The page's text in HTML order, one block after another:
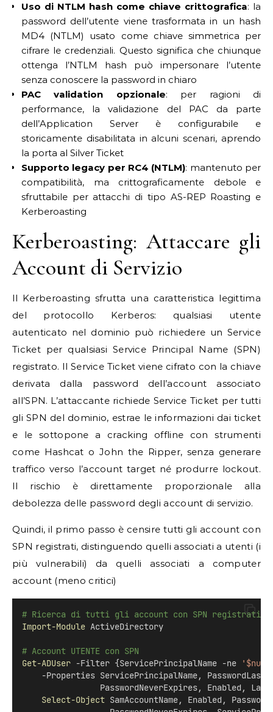
Uso di NTLM hash come chiave crittografica: la
password dell’utente viene trasformata in un hash
MD4 (NTLM) usato come chiave simmetrica per
cifrare le credenziali. Questo significa che chiunque
ottenga l’NTLM hash può impersonare l’utente
senza conoscere la password in chiaro
PAC validation opzionale: per ragioni di
performance, la validazione del PAC da parte
dell’Application Server è configurabile e
storicamente disabilitata in alcuni scenari, aprendo
la porta al Silver Ticket
Supporto legacy per RC4 (NTLM): mantenuto per
compatibilità, ma crittograficamente debole e
sfruttabile per attacchi di tipo AS-REP Roasting e
Kerberoasting
Kerberoasting: Attaccare gli
Account di Servizio
Il Kerberoasting sfrutta una caratteristica legittima
del protocollo Kerberos: qualsiasi utente
autenticato nel dominio può richiedere un Service
Ticket per qualsiasi Service Principal Name (SPN)
registrato. Il Service Ticket viene cifrato con la chiave
derivata dalla password dell’account associato
all’SPN. L’attaccante richiede Service Ticket per tutti
gli SPN del dominio, estrae le informazioni dai ticket
e le sottopone a cracking offline con strumenti
come Hashcat o John the Ripper, senza generare
traffico verso l’account target né produrre lockout.
Il rischio è direttamente proporzionale alla
debolezza delle password degli account di servizio.
Quindi, il primo passo è censire tutti gli account con
SPN registrati, distinguendo quelli associati a utenti (i
più vulnerabili) da quelli associati a computer
account (meno critici)
# Ricerca di tutti gli account con SPN registrati
Import-Module ActiveDirectory
# Account UTENTE con SPN
Get-ADUser -Filter {ServicePrincipalName -ne
-Properties ServicePrincipalName,
PasswordNeverExpires, Enabled,
Select-Object SamAccountName, Enabled,